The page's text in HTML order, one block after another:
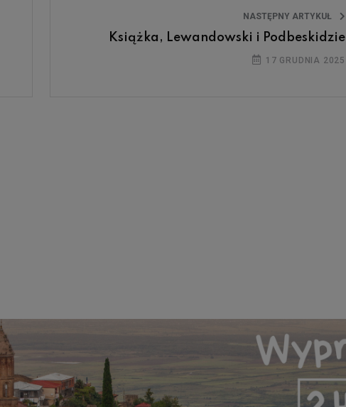
NASTĘPNY ARTYKUŁ
Książka, Lewandowski i Podbeskidzie
17 GRUDNIA 2025